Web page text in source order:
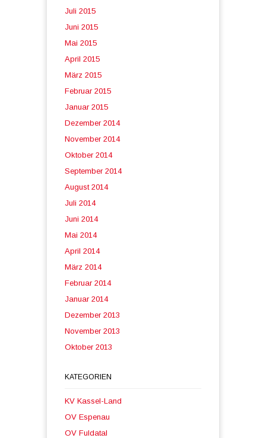
Juli 2015
Juni 2015
Mai 2015
April 2015
März 2015
Februar 2015
Januar 2015
Dezember 2014
November 2014
Oktober 2014
September 2014
August 2014
Juli 2014
Juni 2014
Mai 2014
April 2014
März 2014
Februar 2014
Januar 2014
Dezember 2013
November 2013
Oktober 2013
KATEGORIEN
KV Kassel-Land
OV Espenau
OV Fuldatal